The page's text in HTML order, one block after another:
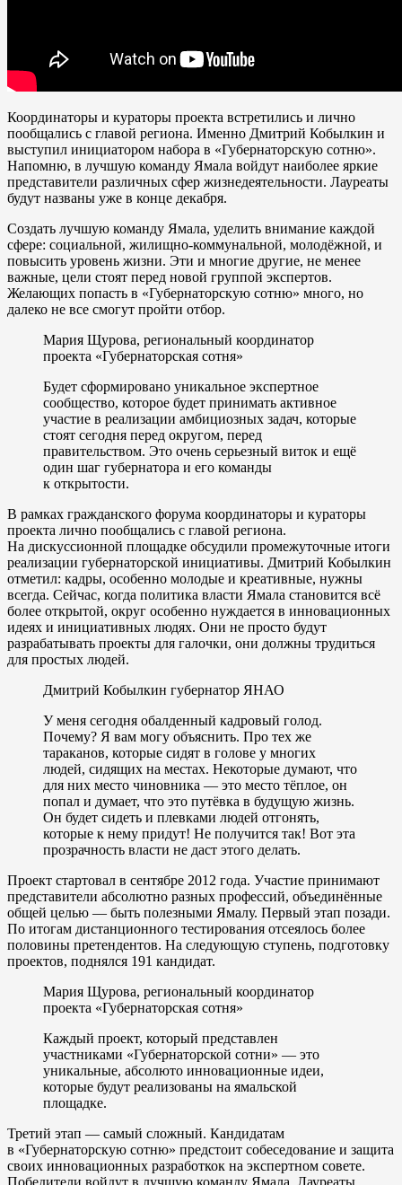
Координаторы и кураторы проекта встретились и лично
пообщались с главой региона. Именно Дмитрий Кобылкин и
выступил инициатором набора в «Губернаторскую сотню».
Напомню, в лучшую команду Ямала войдут наиболее яркие
представители различных сфер жизнедеятельности. Лауреаты
будут названы уже в конце декабря.
Создать лучшую команду Ямала, уделить внимание каждой
сфере: социальной, жилищно-коммунальной, молодёжной, и
повысить уровень жизни. Эти и многие другие, не менее
важные, цели стоят перед новой группой экспертов.
Желающих попасть в «Губернаторскую сотню» много, но
далеко не все смогут пройти отбор.
Мария Щурова, региональный координатор
проекта «Губернаторская сотня»
Будет сформировано уникальное экспертное
сообщество, которое будет принимать активное
участие в реализации амбициозных задач, которые
стоят сегодня перед округом, перед
правительством. Это очень серьезный виток и ещё
один шаг губернатора и его команды
к открытости.
В рамках гражданского форума координаторы и кураторы
проекта лично пообщались с главой региона.
На дискуссионной площадке обсудили промежуточные итоги
реализации губернаторской инициативы. Дмитрий Кобылкин
отметил: кадры, особенно молодые и креативные, нужны
всегда. Сейчас, когда политика власти Ямала становится всё
более открытой, округ особенно нуждается в инновационных
идеях и инициативных людях. Они не просто будут
разрабатывать проекты для галочки, они должны трудиться
для простых людей.
Дмитрий Кобылкин губернатор ЯНАО
У меня сегодня обалденный кадровый голод.
Почему? Я вам могу объяснить. Про тех же
тараканов, которые сидят в голове у многих
людей, сидящих на местах. Некоторые думают, что
для них место чиновника — это место тёплое, он
попал и думает, что это путёвка в будущую жизнь.
Он будет сидеть и плевками людей отгонять,
которые к нему придут! Не получится так! Вот эта
прозрачность власти не даст этого делать.
Проект стартовал в сентябре 2012 года. Участие принимают
представители абсолютно разных профессий, объединённые
общей целью — быть полезными Ямалу. Первый этап позади.
По итогам дистанционного тестирования отсеялось более
половины претендентов. На следующую ступень, подготовку
проектов, поднялся 191 кандидат.
Мария Щурова, региональный координатор
проекта «Губернаторская сотня»
Каждый проект, который представлен
участниками «Губернаторской сотни» — это
уникальные, абсолюто инновационные идеи,
которые будут реализованы на ямальской
площадке.
Третий этап — самый сложный. Кандидатам
в «Губернаторскую сотню» предстоит собеседование и защита
своих инновационных разработкок на экспертном совете.
Победители войдут в лучшую команду Ямала. Лауреаты